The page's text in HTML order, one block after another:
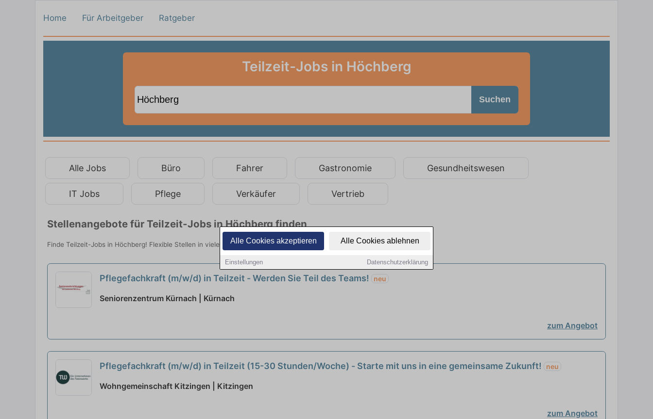
Alle Cookies akzeptieren Alle Cookies ablehnen
Einstellungen Datenschutzerklärung
Home Für Arbeitgeber Ratgeber
Teilzeit-Jobs in Höchberg
Suchen
Alle Jobs Büro Fahrer Gastronomie Gesundheitswesen
IT Jobs Pflege Verkäufer Vertrieb
Stellenangebote für Teilzeit-Jobs in Höchberg finden
Finde Teilzeit-Jobs in Höchberg! Flexible Stellen in vielen Branchen. Jetzt bewerben!
Pflegefachkraft (m/w/d) in Teilzeit - Werden Sie Teil des Teams! neu
Seniorenzentrum Kürnach | Kürnach
zum Angebot
Pflegefachkraft (m/w/d) in Teilzeit (15-30 Stunden/Woche) - Starte mit uns in eine gemeinsame Zukunft! neu
Wohngemeinschaft Kitzingen | Kitzingen
zum Angebot